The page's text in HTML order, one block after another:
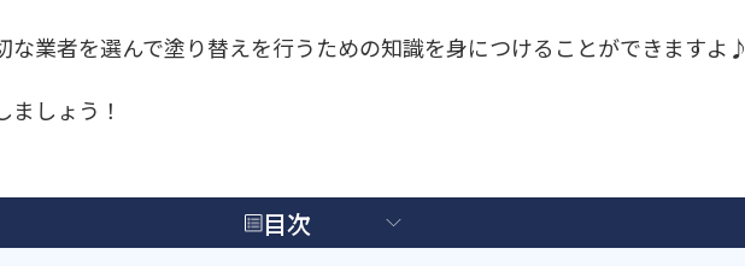
業者を選んで塗り替えを行うための知識を身につけることができますよ♪
しょう！
目次